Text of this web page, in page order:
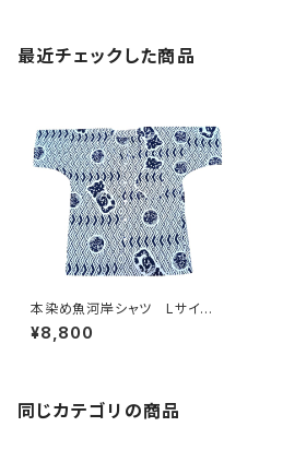
最近チェックした商品
本染め魚河岸シャツ Lサイ
ズ 認定証付き 木綿晒 菱青
海波×伝統魚河岸柄 白×紺
津 浜通り 港町 祭り
¥8,800
同じカテゴリの商品